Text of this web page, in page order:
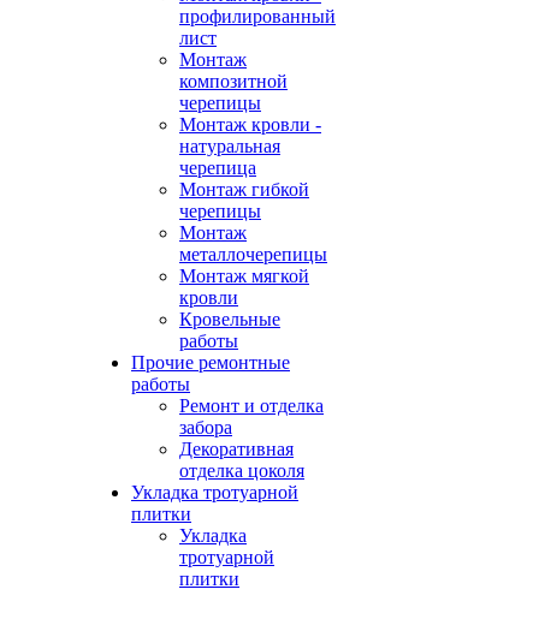
профилированный
лист
Монтаж
композитной
черепицы
Монтаж кровли -
натуральная
черепица
Монтаж гибкой
черепицы
Монтаж
металлочерепицы
Монтаж мягкой
кровли
Кровельные
работы
Прочие ремонтные
работы
Ремонт и отделка
забора
Декоративная
отделка цоколя
Укладка тротуарной
плитки
Укладка
тротуарной
плитки